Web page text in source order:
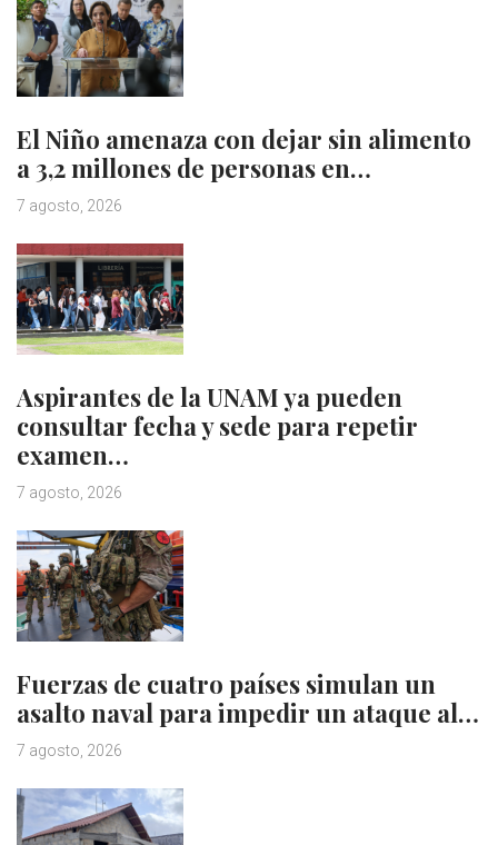
El Niño amenaza con dejar sin alimento
a 3,2 millones de personas en…
7 agosto, 2026
Aspirantes de la UNAM ya pueden
consultar fecha y sede para repetir
examen…
7 agosto, 2026
Fuerzas de cuatro países simulan un
asalto naval para impedir un ataque al…
7 agosto, 2026